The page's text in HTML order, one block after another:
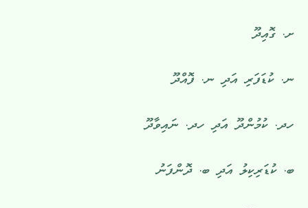
ށ. ގޮއިދޫ
ނ. ކުޑަފަރި އަދި ނ. ފޮއްދޫ
ހދ. ކުމުންދޫ އަދި ހދ. ނައިވާދޫ
ބ. ކުޑަރިކިލު އަދި ބ. ދޮންފަނު